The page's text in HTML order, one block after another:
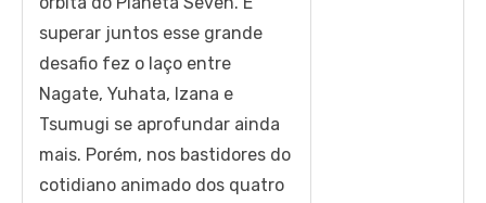
superar juntos esse grande
desafio fez o laço entre
Nagate, Yuhata, Izana e
Tsumugi se aprofundar ainda
mais. Porém, nos bastidores do
cotidiano animado dos quatro